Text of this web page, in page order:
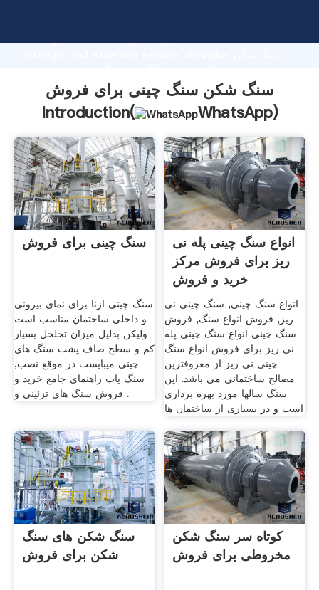
strong production capability, advanced research
bring values to all of customers.
سنگ شکن سنگ چینی برای فروش
Introduction(
WhatsApp)
سنگ چینی برای فروش
سنگ چینی ازنا برای نمای بیرونی
و داخلی ساختمان مناسب است
ولیکن بدلیل میزان تخلخل بسیار
کم و سطح صاف پشت سنگ های
چینی میبایست در موقع نصب,
سنگ یاب راهنمای جامع خرید و
فروش سنگ های تزئینی و .
انواع سنگ چینی پله نی
ریز برای فروش مرکز
خريد و فروش
انواع سنگ چینی, سنگ چینی نی
ریز, فروش انواع سنگ, فروش
سنگ چینی انواع سنگ چینی پله
نی ریز برای فروش انواع سنگ
چینی نی ریز از معروفترین
مصالح ساختمانی می باشد. این
سنگ سالها مورد بهره برداری
است و در بسیاری از ساختمان ها
سنگ شکن های سنگ
شکن برای فروش
کوتاه سر سنگ شکن
مخروطی برای فروش